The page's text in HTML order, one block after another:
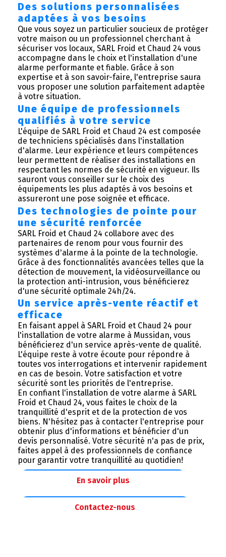
Des solutions personnalisées
adaptées à vos besoins
Que vous soyez un particulier soucieux de protéger
votre maison ou un professionnel cherchant à
sécuriser vos locaux, SARL Froid et Chaud 24 vous
accompagne dans le choix et l'installation d'une
alarme performante et fiable. Grâce à son
expertise et à son savoir-faire, l'entreprise saura
vous proposer une solution parfaitement adaptée
à votre situation.
Une équipe de professionnels
qualifiés à votre service
L'équipe de SARL Froid et Chaud 24 est composée
de techniciens spécialisés dans l'installation
d'alarme. Leur expérience et leurs compétences
leur permettent de réaliser des installations en
respectant les normes de sécurité en vigueur. Ils
sauront vous conseiller sur le choix des
équipements les plus adaptés à vos besoins et
assureront une pose soignée et efficace.
Des technologies de pointe pour
une sécurité renforcée
SARL Froid et Chaud 24 collabore avec des
partenaires de renom pour vous fournir des
systèmes d'alarme à la pointe de la technologie.
Grâce à des fonctionnalités avancées telles que la
détection de mouvement, la vidéosurveillance ou
la protection anti-intrusion, vous bénéficierez
d'une sécurité optimale 24h/24.
Un service après-vente réactif et
efficace
En faisant appel à SARL Froid et Chaud 24 pour
l'installation de votre alarme à Mussidan, vous
bénéficierez d'un service après-vente de qualité.
L'équipe reste à votre écoute pour répondre à
toutes vos interrogations et intervenir rapidement
en cas de besoin. Votre satisfaction et votre
sécurité sont les priorités de l'entreprise.
En confiant l'installation de votre alarme à SARL
Froid et Chaud 24, vous faites le choix de la
tranquillité d'esprit et de la protection de vos
biens. N'hésitez pas à contacter l'entreprise pour
obtenir plus d'informations et bénéficier d'un
devis personnalisé. Votre sécurité n'a pas de prix,
faites appel à des professionnels de confiance
pour garantir votre tranquillité au quotidien!
En savoir plus
Contactez-nous